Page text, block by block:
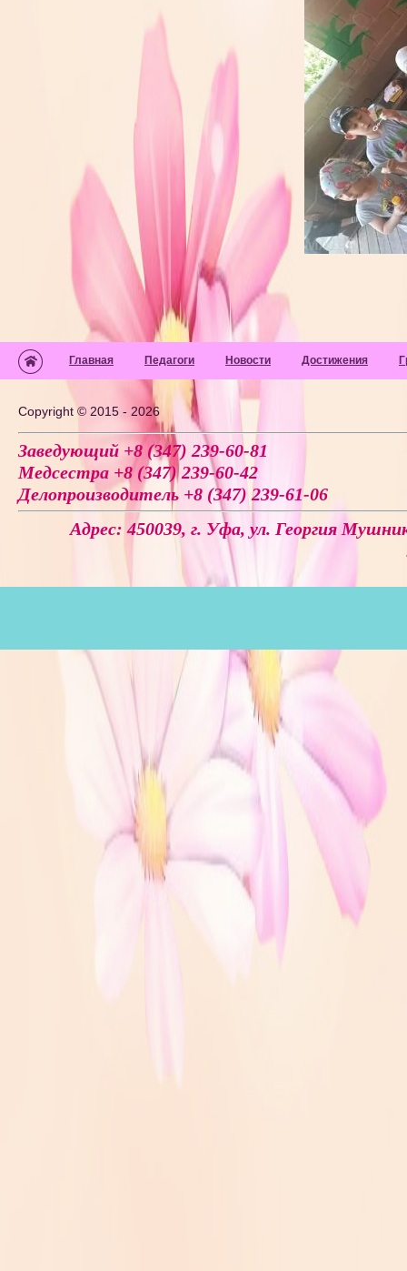
Главная Педагоги Новости Достижения
Copyright © 2015 - 2026
Заведующий +8 (347) 239-60-81
Медсестра +8 (347) 239-60-42
Делопроизводитель +8 (347) 239-61-06
Адрес: 450039, г. Уфа, ул. Георгия